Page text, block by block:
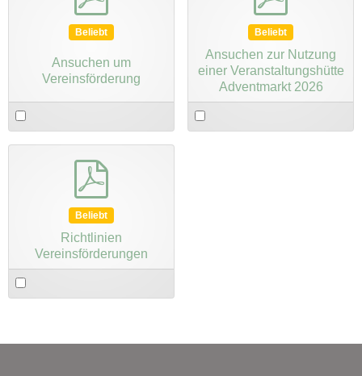
Beliebt
Ansuchen um
Vereinsförderung
Select
an
Beliebt
Ansuchen zur Nutzung
einer Veranstaltungshütte
Adventmarkt 2026
Select
an
Beliebt
Richtlinien
Vereinsförderungen
Select
an